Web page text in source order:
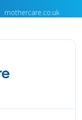
mothercare.co.uk